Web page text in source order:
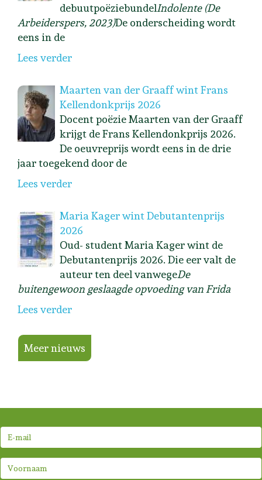
debuutpoëziebundelIndolente (De
Arbeiderspers, 2023)De onderscheiding wordt
eens in de
Lees verder
Maarten van der Graaff wint Frans
Kellendonkprijs 2026
Docent poëzie Maarten van der Graaff
krijgt de Frans Kellendonkprijs 2026.
De oeuvreprijs wordt eens in de drie
jaar toegekend door de
Lees verder
Maria Kager wint Debutantenprijs
2026
Oud- student Maria Kager wint de
Debutantenprijs 2026. Die eer valt de
auteur ten deel vanwegeDe
buitengewoon geslaagde opvoeding van Frida
Lees verder
Meer nieuws